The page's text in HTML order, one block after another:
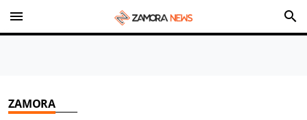
menu search
ZAMORA